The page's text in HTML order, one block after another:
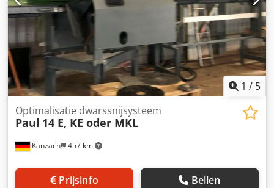
1 / 5
Kanzach 457 km
Optimalisatie dwarssnijsysteem
Paul 14 E, KE oder MKL
Prijsinfo Bellen